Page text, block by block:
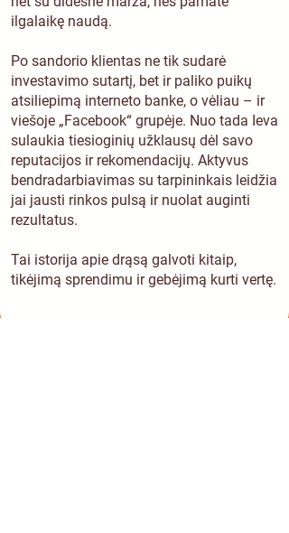
ilgalaikę naudą.
Po sandorio klientas ne tik sudarė
investavimo sutartį, bet ir paliko puikų
atsiliepimą interneto banke, o vėliau – ir
viešoje „Facebook“ grupėje. Nuo tada Ieva
sulaukia tiesioginių užklausų dėl savo
reputacijos ir rekomendacijų. Aktyvus
bendradarbiavimas su tarpininkais leidžia
jai jausti rinkos pulsą ir nuolat auginti
rezultatus.
Tai istorija apie drąsą galvoti kitaip,
tikėjimą sprendimu ir gebėjimą kurti vertę.